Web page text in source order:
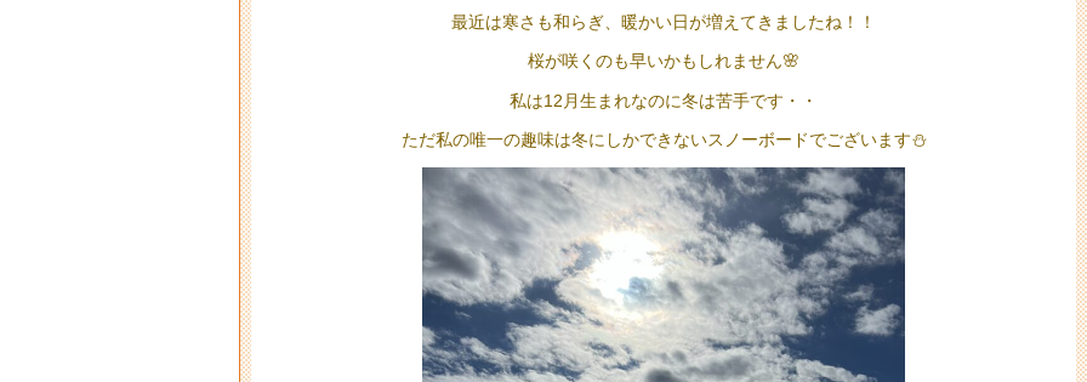
最近は寒さも和らぎ、暖かい日が増えてきましたね！！
桜が咲くのも早いかもしれません🌸
私は12月生まれなのに冬は苦手です・・
ただ私の唯一の趣味は冬にしかできないスノーボードでございます⛄